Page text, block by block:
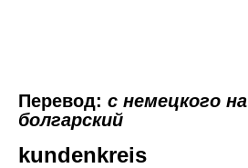
Перевод: с немецкого на
болгарский
kundenkreis